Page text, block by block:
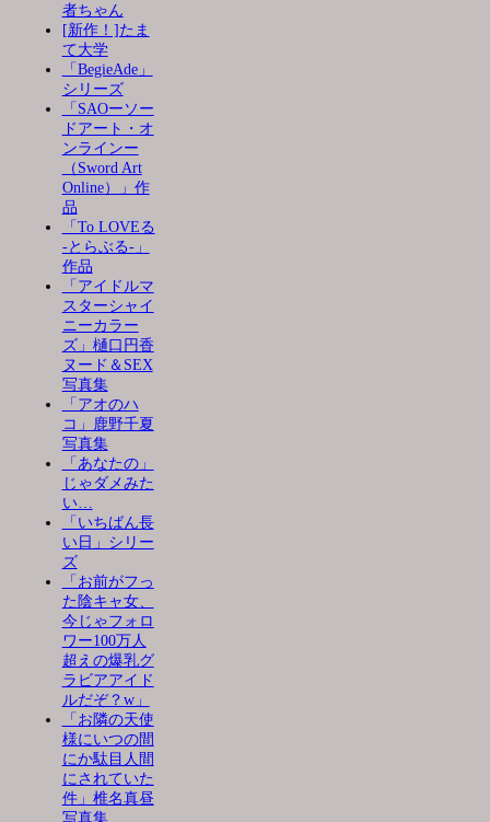
者ちゃん
[新作！]たま
て大学
「BegieAde」
シリーズ
「SAOーソー
ドアート・オ
ンラインー
（Sword Art
Online）」作
品
「To LOVEる
-とらぶる-」
作品
「アイドルマ
スターシャイ
ニーカラー
ズ」樋口円香
ヌード＆SEX
写真集
「アオのハ
コ」鹿野千夏
写真集
「あなたの」
じゃダメみた
い…
「いちばん長
い日」シリー
ズ
「お前がフっ
た陰キャ女、
今じゃフォロ
ワー100万人
超えの爆乳グ
ラビアアイド
ルだぞ？w」
「お隣の天使
様にいつの間
にか駄目人間
にされていた
件」椎名真昼
写真集